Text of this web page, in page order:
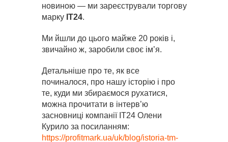
новиною — ми зареєстрували торгову
марку IT24.
Ми йшли до цього майже 20 років і,
звичайно ж, заробили своє ім’я.
Детальніше про те, як все
починалося, про нашу історію і про
те, куди ми збираємося рухатися,
можна прочитати в інтерв’ю
засновниці компанії IT24 Олени
Курило за посиланням:
https://profitmark.ua/uk/blog/istoria-tm-